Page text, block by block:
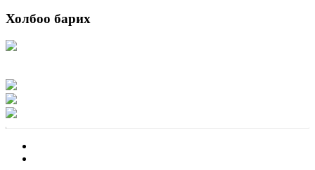
Холбоо барих